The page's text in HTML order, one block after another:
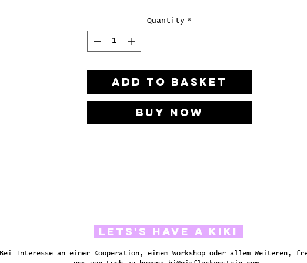
Quantity *
ADD TO BASKET
Buy Now
LETS'S HAVE A KIKI
Bei Interesse an einer Kooperation, einem Workshop oder allem Weiteren,